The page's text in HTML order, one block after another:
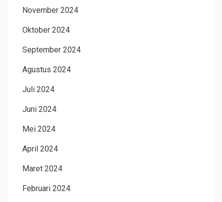
November 2024
Oktober 2024
September 2024
Agustus 2024
Juli 2024
Juni 2024
Mei 2024
April 2024
Maret 2024
Februari 2024